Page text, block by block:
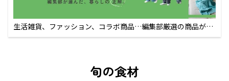
生活雑貨、ファッション、コラボ商品…編集部厳選の商品が買
えるECサイト
旬の食材